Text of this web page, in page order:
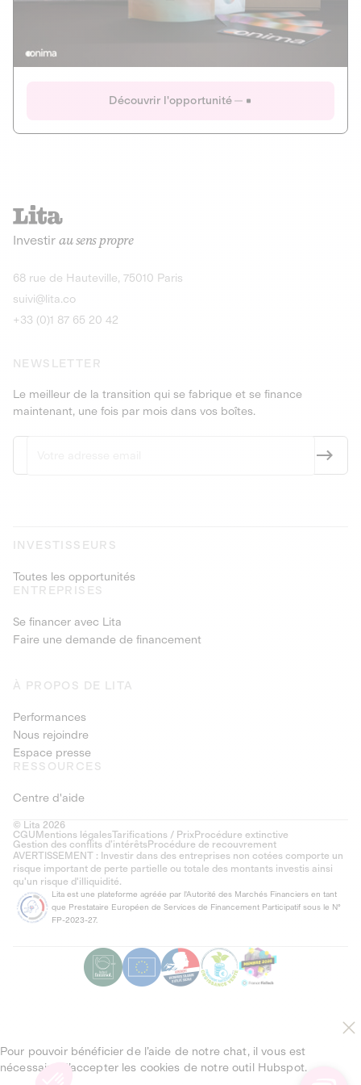
IR 50% JEIR
Découvrir l'opportunité
Ouverture imminente
Onima
CAPITAL INVESTISSEMENT MIEUX MANGER
AGRICULTURE ET ALIMENTATION
Actions
Gain potentiel
Découvrir l'opportunité
Investir au sens propre
68 rue de Hauteville, 75010 Paris
suivi@lita.co
+33 (0)1 87 65 20 42
NEWSLETTER
Le meilleur de la transition qui se fabrique et se finance
maintenant, une fois par mois dans vos boîtes.
INVESTISSEURS
Toutes les opportunités
ENTREPRISES
Se financer avec Lita
Faire une demande de financement
À PROPOS DE LITA
Performances
Nous rejoindre
Espace presse
RESSOURCES
Centre d'aide
© Lita 2026
CGU Mentions légalesTarifications / PrixProcédure extinctive
Gestion des conflits d’intérêtsProcédure de recouvrement
AVERTISSEMENT : Investir dans des entreprises non cotées comporte un
risque important de perte partielle ou totale des montants investis ainsi
qu'un risque d'illiquidité.
Lita est une plateforme agréée par l'Autorité des Marchés Financiers en tant
que Prestataire Européen de Services de Financement Participatif sous le N°
FP-2023-27.
Pour pouvoir bénéficier de l’aide de notre chat, il vous est
nécessaire d’accepter les cookies de notre outil Hubspot.